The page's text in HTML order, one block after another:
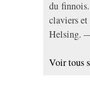
du
claviers et
Helsing.
Voir tous